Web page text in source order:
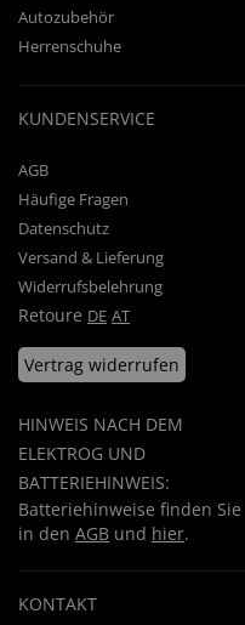
Autozubehör
Herrenschuhe
KUNDENSERVICE
AGB
Häufige Fragen
Datenschutz
Versand & Lieferung
Widerrufsbelehrung
Retoure DE AT
Vertrag widerrufen
HINWEIS NACH DEM
ELEKTROG UND
BATTERIEHINWEIS:
Batteriehinweise finden Sie
in den AGB und hier.
KONTAKT